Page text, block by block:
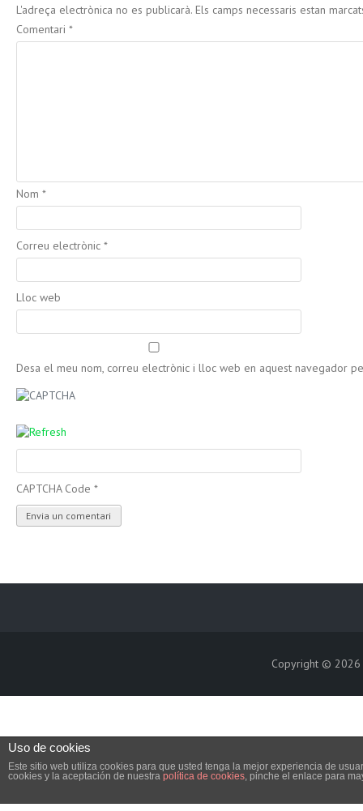
L'adreça electrònica no es publicarà. Els camps necessaris estan
Comentari *
Nom *
Correu electrònic *
Lloc web
Desa el meu nom, correu electrònic i lloc web en aquest navegador
CAPTCHA Code *
Copyright © 2026
Uso de cookies
Este sitio web utiliza cookies para que usted tenga la mejor experiencia de
cookies y la aceptación de nuestra política de cookies, pinche el enlace para